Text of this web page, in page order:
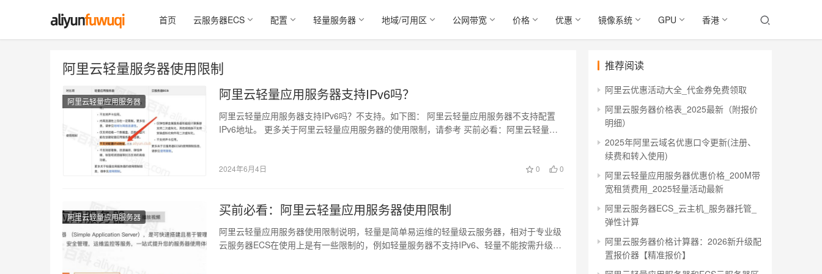
首页 云服务器ECS 配置 轻量服务器 地域/可用区 公网带宽 价格 优惠 镜像系统 GPU 香港
阿里云轻量服务器使用限制
阿里云轻量应用服务器 阿里云轻量应用服务器支持IPv6吗？
阿里云轻量应用服务器支持IPv6吗？不支持。如下图： 阿里云轻量应用服务器不支持配置
IPv6地址。 更多关于阿里云轻量应用服务器的使用限制，请参考 买前必看：阿里云轻量应
2024年6月4日 0 0
阿里云轻量应用服务器 买前必看：阿里云轻量应用服务器使用限制
阿里云轻量应用服务器使用限制说明，轻量是简单易运维的轻量级云服务器，相对于专业级
云服务器ECS在使用上是有一些限制的，例如轻量服务器不支持IPv6、轻量不能按需升级、
推荐阅读
阿里云优惠活动大全_代金券免费领取
阿里云服务器价格表_2025最新（附报价
明细）
2025年阿里云域名优惠口令更新(注册、
续费和转入使用)
阿里云轻量应用服务器优惠价格_200M带
宽租赁费用_2025轻量活动最新
阿里云服务器ECS_云主机_服务器托管_
弹性计算
阿里云服务器价格计算器：2026新升级配
置报价器【精准报价】